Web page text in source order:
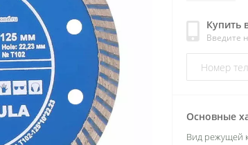
Купить
Введите
Основные
Вид режущей